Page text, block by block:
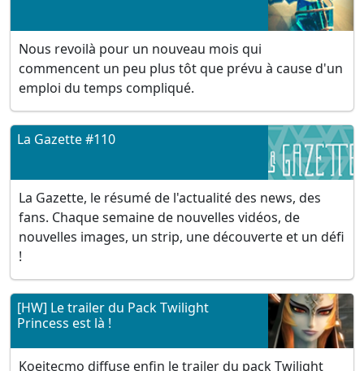
Nous revoilà pour un nouveau mois qui
commencent un peu plus tôt que prévu à cause d'un
emploi du temps compliqué.
La Gazette #110
La Gazette, le résumé de l'actualité des news, des
fans. Chaque semaine de nouvelles vidéos, de
nouvelles images, un strip, une découverte et un défi
!
[HW] Le trailer du Pack Twilight
Princess est là !
Koeitecmo diffuse enfin le trailer du pack Twilight